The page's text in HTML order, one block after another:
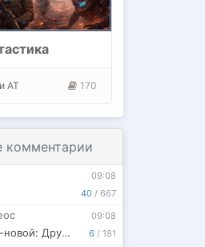
АТ 170
комментарии
40 / 667
09:08
6 / 181
09:08
Человек-Паук по-новой: Дружелюбный Сосед